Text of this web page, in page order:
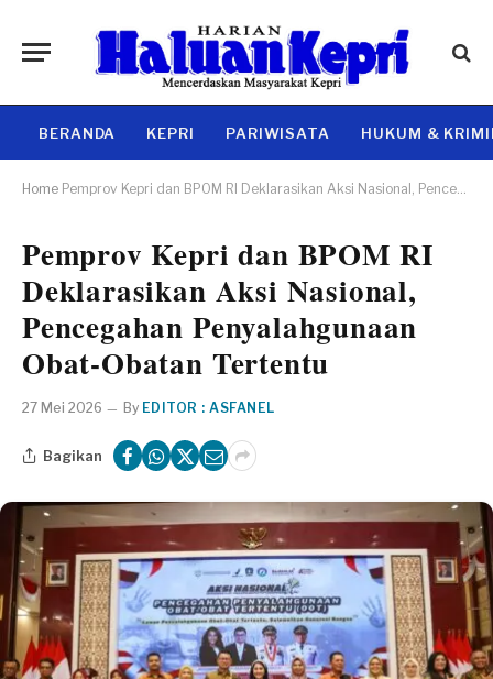
BERANDA KEPRI PARIWISATA HUKUM &
Home Pemprov Kepri dan BPOM RI Deklarasikan Aksi Nasional, Pencegahan Penyalahgunaan Obat-Obatan Tertentu
Pemprov Kepri dan BPOM RI
Deklarasikan Aksi Nasional,
Pencegahan Penyalahgunaan
Obat-Obatan Tertentu
27 Mei 2026 By EDITOR : ASFANEL
Bagikan